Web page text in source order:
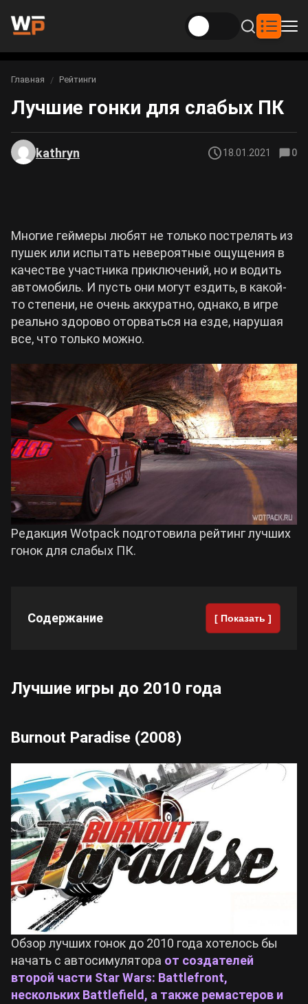
Новости
Новости Genshin Impact
Новости Honkai: Star Rail
Игры
Genshin Impact
Arknights: Endfield
Crimson Desert
Zenless Zone Zero
Kingdom Come: Deliverance 2
Path of Exile 2
Wuthering Waves
Roblox
Все игры
Билды
Билды Genshin Impact
Билды Zenless Zone Zero
Билды Neverness to Everness
Билды Arknights: Endfield
Билды Wuthering Waves
Билды Cyberpunk 2077
Билды Path of Exile 2
Аниме
Фильмы и сериалы
Вы здесь:
Главная Рейтинги
Лучшие гонки для слабых ПК
kathryn 18.01.2021 0
Многие геймеры любят не только пострелять из
пушек или испытать невероятные ощущения в
качестве участника приключений, но и водить
автомобиль. И пусть они могут ездить, в какой-
то степени, не очень аккуратно, однако, в игре
реально здорово оторваться на езде, нарушая
все, что только можно.
Редакция Wotpack подготовила рейтинг лучших
гонок для слабых ПК.
Содержание [ Показать ]
Лучшие игры до 2010 года
Burnout Paradise (2008)
Обзор лучших гонок до 2010 года хотелось бы
начать с автосимулятора от создателей
второй части Star Wars: Battlefront,
нескольких Battlefield, а также ремастеров и